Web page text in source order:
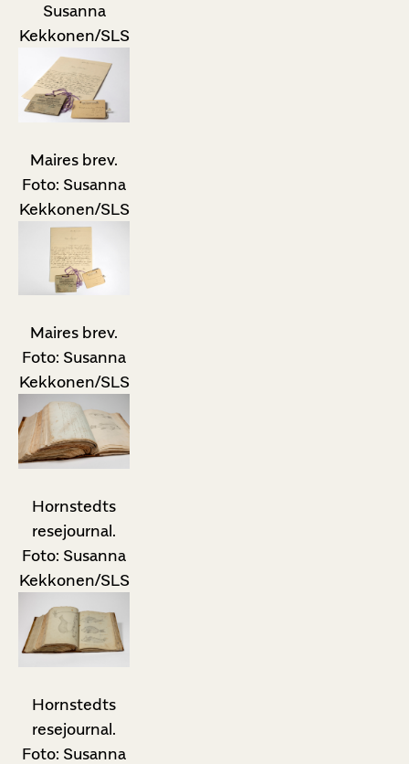
Susanna
Kekkonen/SLS
Maires brev.
Foto: Susanna
Kekkonen/SLS
Maires brev.
Foto: Susanna
Kekkonen/SLS
Hornstedts
resejournal.
Foto: Susanna
Kekkonen/SLS
Hornstedts
resejournal.
Foto: Susanna